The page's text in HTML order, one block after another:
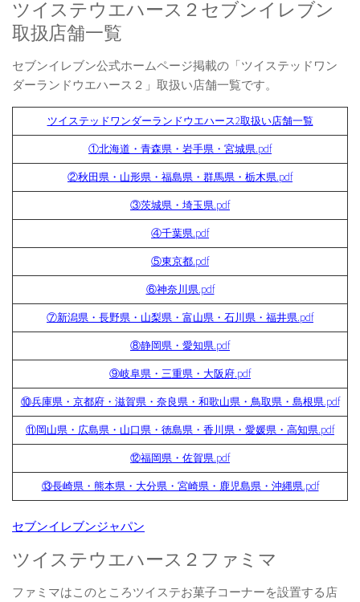
ツイステウエハース２セブンイレブン
取扱店舗一覧
セブンイレブン公式ホームページ掲載の「ツイステッドワン
ダーランドウエハース２」取扱い店舗一覧です。
ツイステッドワンダーランドウエハース2取扱い店舗一覧
①北海道・青森県・岩手県・宮城県.pdf
②秋田県・山形県・福島県・群馬県・栃木県.pdf
③茨城県・埼玉県.pdf
④千葉県.pdf
⑤東京都.pdf
⑥神奈川県.pdf
⑦新潟県・長野県・山梨県・富山県・石川県・福井県.pdf
⑧静岡県・愛知県.pdf
⑨岐阜県・三重県・大阪府.pdf
⑩兵庫県・京都府・滋賀県・奈良県・和歌山県・鳥取県・島根県.pdf
⑪岡山県・広島県・山口県・徳島県・香川県・愛媛県・高知県.pdf
⑫福岡県・佐賀県.pdf
⑬長崎県・熊本県・大分県・宮崎県・鹿児島県・沖縄県.pdf
セブンイレブンジャパン
ツイステウエハース２ファミマ
ファミマはこのところツイステお菓子コーナーを設置する店